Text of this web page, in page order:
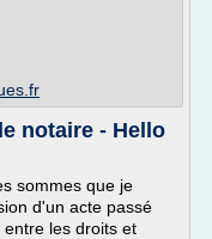
notaire - Hello
sommes que je
d'un acte passé
les droits et